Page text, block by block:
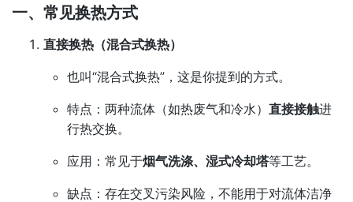
一、 常见换热方式
直接换热（混合式换热）
也叫“混合式换热”，这是你提到的方式。
特点：两种流体（如热废气和冷水） 直接接触进
行热交换。
应用：常见于烟气洗涤、湿式冷却塔等工艺。
缺点：存在交叉污染风险，不能用于对流体洁净